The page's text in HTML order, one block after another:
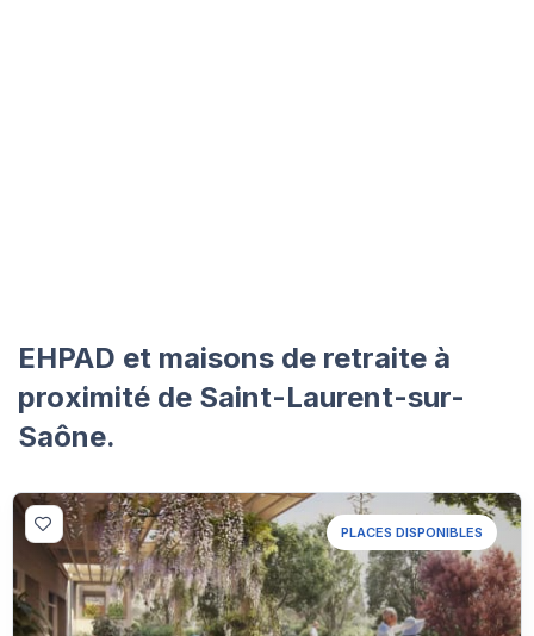
EHPAD et maisons de retraite à
proximité de Saint-Laurent-sur-
Saône.
PLACES DISPONIBLES